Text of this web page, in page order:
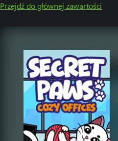
Przejdź do głównej zawartości